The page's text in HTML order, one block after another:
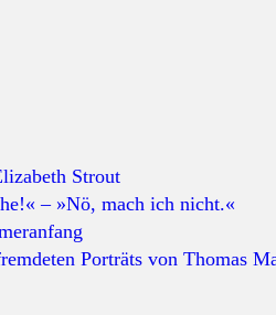
Strout
– »Nö, mach ich nicht.«